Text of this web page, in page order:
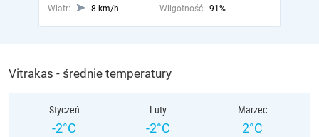
Wiatr:
8 km/h Wilgotność: 91%
Vitrakas - średnie temperatury
Styczeń
-2°C
Luty
-2°C
Marzec
2°C